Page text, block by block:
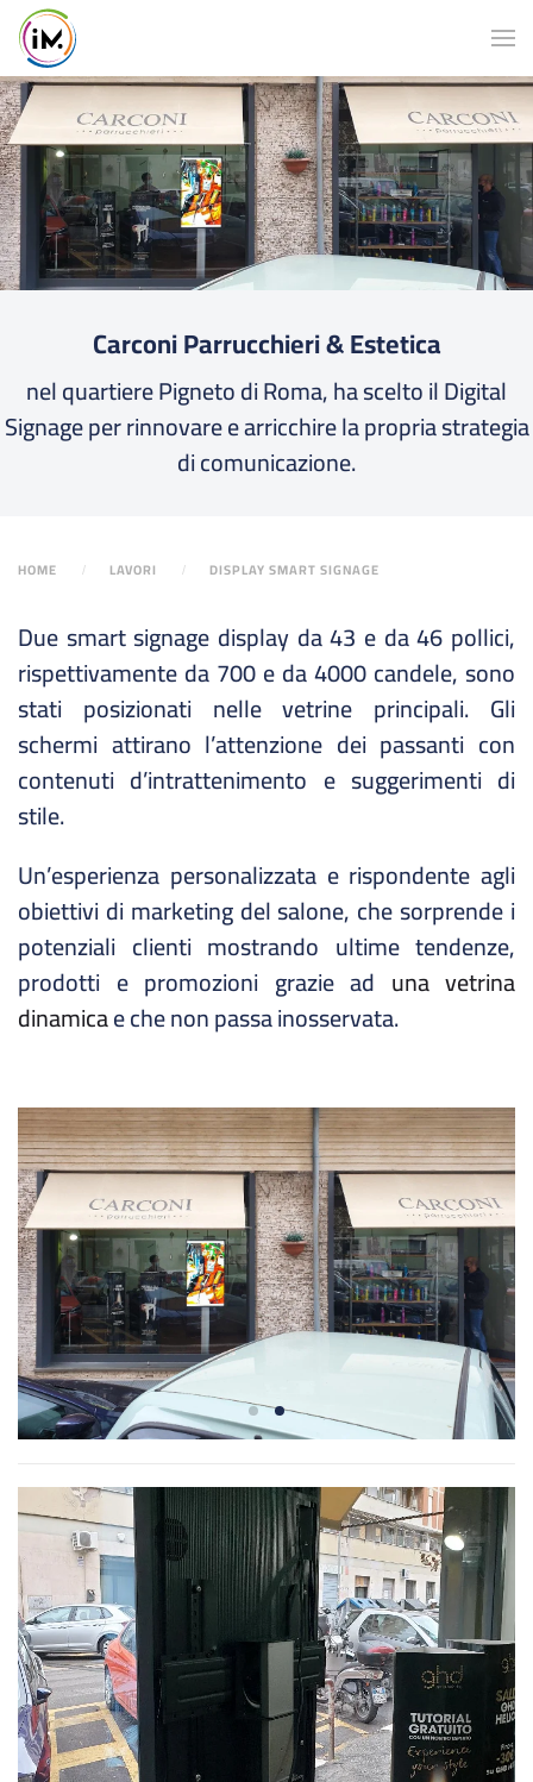
Carconi Parrucchieri & Estetica
nel quartiere Pigneto di Roma, ha scelto il Digital
Signage per rinnovare e arricchire la propria strategia
di comunicazione.
HOME LAVORI DISPLAY SMART SIGNAGE
Due smart signage display da 43 e da 46 pollici,
rispettivamente da 700 e da 4000 candele, sono
stati posizionati nelle vetrine principali. Gli
schermi attirano l’attenzione dei passanti con
contenuti d’intrattenimento e suggerimenti di
stile.
Un’esperienza personalizzata e rispondente agli
obiettivi di marketing del salone, che sorprende i
potenziali clienti mostrando ultime tendenze,
prodotti e promozioni grazie ad una vetrina
dinamicae che non passa inosservata.